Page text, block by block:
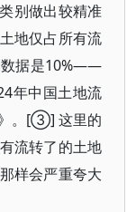
别做出较精准
地仅占所有流
数据是10%——
年中国土地流
。[③] 这里的
流转了的土地
样会严重夸大